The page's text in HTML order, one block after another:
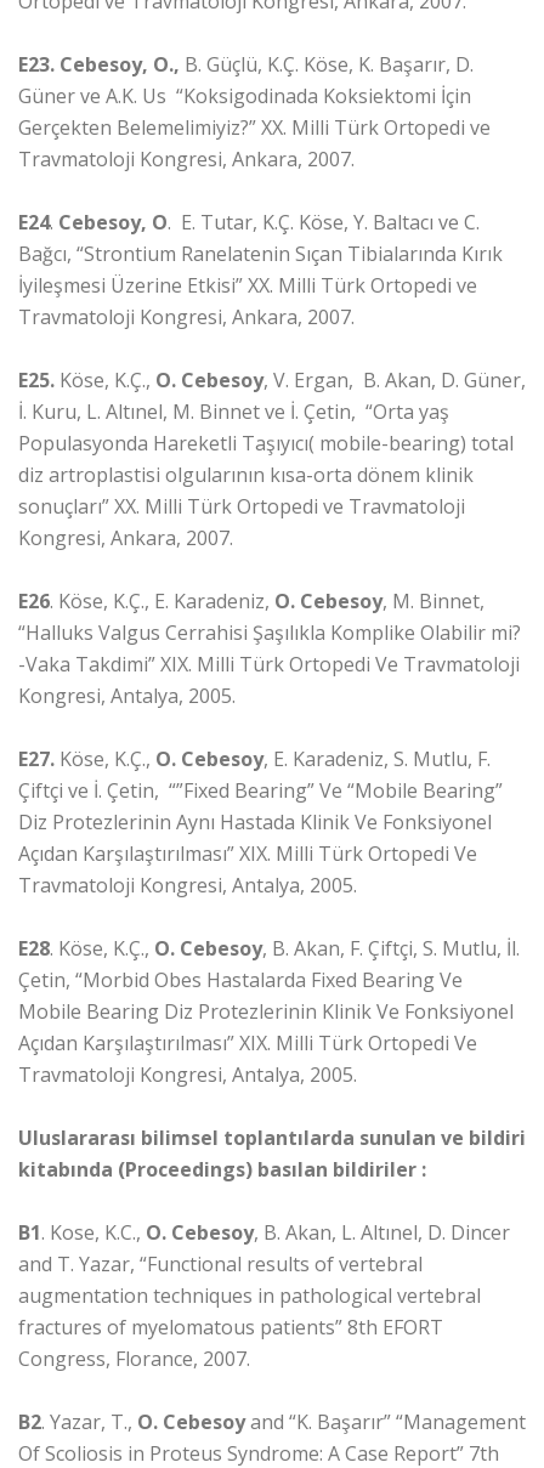
E23. Cebesoy, O., B. Güçlü, K.Ç. Köse, K. Başarır, D.
Güner ve A.K. Us “Koksigodinada Koksiektomi İçin
Gerçekten Belemelimiyiz?” XX. Milli Türk Ortopedi ve
Travmatoloji Kongresi, Ankara, 2007.
E24. Cebesoy, O. E. Tutar, K.Ç. Köse, Y. Baltacı ve C.
Bağcı, “Strontium Ranelatenin Sıçan Tibialarında Kırık
İyileşmesi Üzerine Etkisi” XX. Milli Türk Ortopedi ve
Travmatoloji Kongresi, Ankara, 2007.
E25. Köse, K.Ç., O. Cebesoy, V. Ergan, B. Akan, D. Güner,
İ. Kuru, L. Altınel, M. Binnet ve İ. Çetin, “Orta yaş
Populasyonda Hareketli Taşıyıcı( mobile-bearing) total
diz artroplastisi olgularının kısa-orta dönem klinik
sonuçları” XX. Milli Türk Ortopedi ve Travmatoloji
Kongresi, Ankara, 2007.
E26. Köse, K.Ç., E. Karadeniz, O. Cebesoy, M. Binnet,
“Halluks Valgus Cerrahisi Şaşılıkla Komplike Olabilir mi?
-Vaka Takdimi” XIX. Milli Türk Ortopedi Ve Travmatoloji
Kongresi, Antalya, 2005.
E27. Köse, K.Ç., O. Cebesoy, E. Karadeniz, S. Mutlu, F.
Çiftçi ve İ. Çetin, “”Fixed Bearing” Ve “Mobile Bearing”
Diz Protezlerinin Aynı Hastada Klinik Ve Fonksiyonel
Açıdan Karşılaştırılması” XIX. Milli Türk Ortopedi Ve
Travmatoloji Kongresi, Antalya, 2005.
E28. Köse, K.Ç., O. Cebesoy, B. Akan, F. Çiftçi, S. Mutlu, İl.
Çetin, “Morbid Obes Hastalarda Fixed Bearing Ve
Mobile Bearing Diz Protezlerinin Klinik Ve Fonksiyonel
Açıdan Karşılaştırılması” XIX. Milli Türk Ortopedi Ve
Travmatoloji Kongresi, Antalya, 2005.
Uluslararası bilimsel toplantılarda sunulan ve bildiri
kitabında (Proceedings) basılan bildiriler :
B1. Kose, K.C., O. Cebesoy, B. Akan, L. Altınel, D. Dincer
and T. Yazar, “Functional results of vertebral
augmentation techniques in pathological vertebral
fractures of myelomatous patients” 8th EFORT
Congress, Florance, 2007.
B2. Yazar, T., O. Cebesoyand “K. Başarır” “Management
Of Scoliosis in Proteus Syndrome: A Case Report” 7th